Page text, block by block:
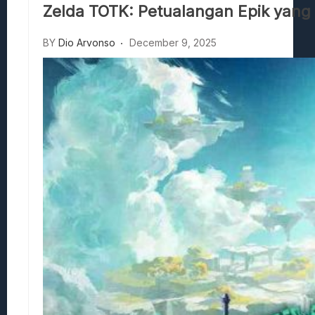
Stranded Alien Dawn: Cara
Desolate: Tips Bertahan Dan Strategi
Zelda TOTK: Petualangan Epik
BY Dio Arvonso December 9, 2025